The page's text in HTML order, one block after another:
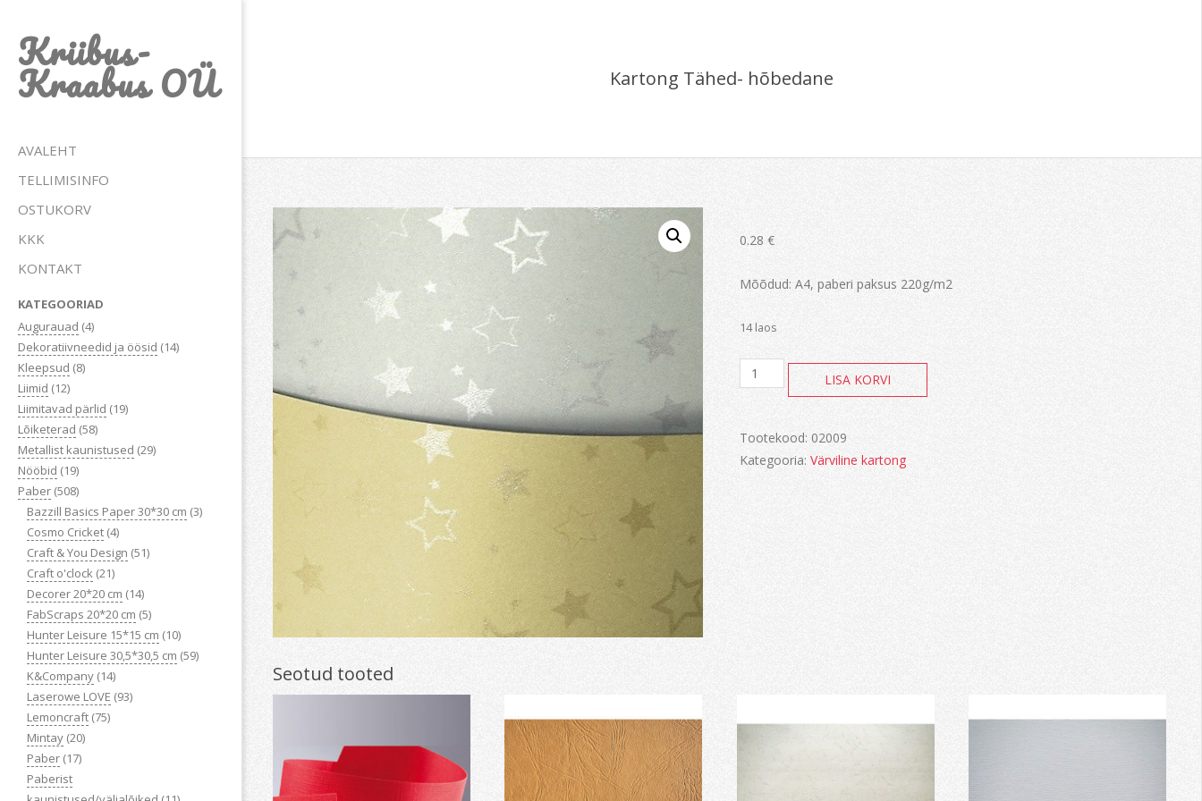
content
Kriibus-
Kraabus OÜ
Primary
Menu
AVALEHT
TELLIMISINFO
OSTUKORV
KKK
KONTAKT
KATEGOORIAD
Augurauad (4)
Dekoratiivneedid ja öösid (14)
Kleepsud (8)
Liimid (12)
Liimitavad pärlid (19)
Lõiketerad (58)
Metallist kaunistused (29)
Nööbid (19)
Paber (508)
Bazzill Basics Paper 30*30 cm (3)
Cosmo Cricket (4)
Craft & You Design (51)
Craft o'clock (21)
Decorer 20*20 cm (14)
FabScraps 20*20 cm (5)
Hunter Leisure 15*15 cm (10)
Hunter Leisure 30,5*30,5 cm (59)
K&Company (14)
Laserowe LOVE (93)
Lemoncraft (75)
Mintay (20)
Paber (17)
Paberist
Kartong Tähed- hõbedane
0.28 €
Mõõdud: A4, paberi paksus 220g/m2
14 laos
Kartong
Tähed-
hõbedane
LISA KORVI
Tootekood: 02009
Kategooria: Värviline kartong
Seotud tooted